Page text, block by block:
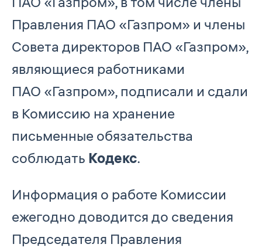
Правления ПАО «Газпром» и члены
Совета директоров ПАО «Газпром»,
являющиеся работниками
ПАО «Газпром», подписали и сдали
в Комиссию на хранение
письменные обязательства
соблюдать Кодекс.
Информация о работе Комиссии
ежегодно доводится до сведения
Председателя Правления